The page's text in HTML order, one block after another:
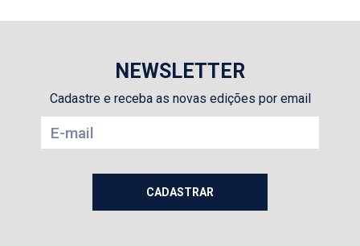
NEWSLETTER
Cadastre e receba as novas edições por email